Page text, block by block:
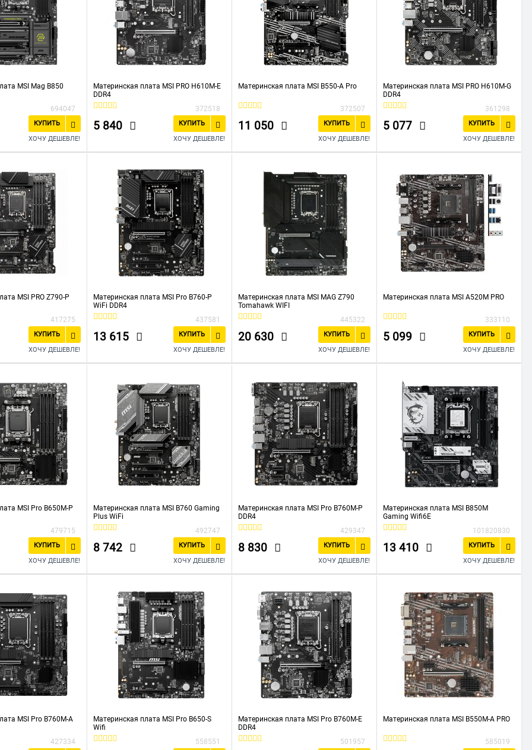
MSI Mag B850
694047
КУПИТЬ
ХОЧУ ДЕШЕВЛЕ!
Материнская плата MSI PRO H610M-E
DDR4
372518
5 840
КУПИТЬ
ХОЧУ ДЕШЕВЛЕ!
Материнская плата MSI B550-A Pro
372507
11 050
КУПИТЬ
ХОЧУ ДЕШЕВЛЕ!
Материнская плата MSI PRO H610M-G
DDR4
361298
5 077
КУПИТЬ
ХОЧУ ДЕШЕВЛЕ!
MSI PRO Z790-P
417275
КУПИТЬ
ХОЧУ ДЕШЕВЛЕ!
Материнская плата MSI Pro B760-P
WiFi DDR4
437581
13 615
КУПИТЬ
ХОЧУ ДЕШЕВЛЕ!
Материнская плата MSI MAG Z790
Tomahawk WIFI
445322
20 630
КУПИТЬ
ХОЧУ ДЕШЕВЛЕ!
Материнская плата MSI A520M PRO
333110
5 099
КУПИТЬ
ХОЧУ ДЕШЕВЛЕ!
MSI Pro B650M-P
479715
КУПИТЬ
ХОЧУ ДЕШЕВЛЕ!
Материнская плата MSI B760 Gaming
Plus WiFi
492747
8 742
КУПИТЬ
ХОЧУ ДЕШЕВЛЕ!
Материнская плата MSI Pro B760M-P
DDR4
429347
8 830
КУПИТЬ
ХОЧУ ДЕШЕВЛЕ!
Материнская плата MSI B850M
Gaming Wifi6E
101820830
13 410
КУПИТЬ
ХОЧУ ДЕШЕВЛЕ!
MSI Pro B760M-A
427334
Материнская плата MSI Pro B650-S
Wifi
558551
Материнская плата MSI Pro B760M-E
DDR4
501957
Материнская плата MSI B550M-A PRO
585019